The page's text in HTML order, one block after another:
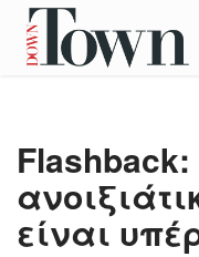
είναι